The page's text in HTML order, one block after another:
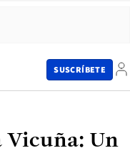
SUSCRÍBETE
Vicuña: Un